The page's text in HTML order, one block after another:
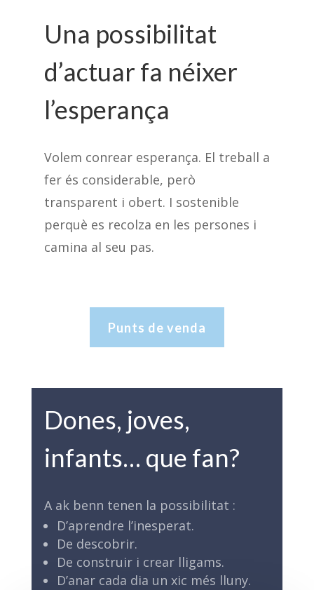
Una possibilitat
d’actuar fa néixer
l’esperança
Volem conrear esperança. El treball a
fer és considerable, però
transparent i obert. I sostenible
perquè es recolza en les persones i
camina al seu pas.
Punts de venda
Dones, joves,
infants… que fan?
A ak benn tenen la possibilitat :
D’aprendre l’inesperat.
De descobrir.
De construir i crear lligams.
D’anar cada dia un xic més lluny.